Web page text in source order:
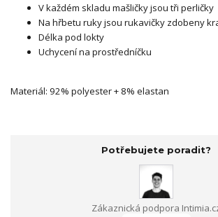
V každém skladu mašličky jsou tři perličky
Na hřbetu ruky jsou rukavičky zdobeny
Délka pod lokty
Uchycení na prostředníčku
Materiál: 92% polyester + 8% elastan
Potřebujete poradit?
Zákaznická podpora